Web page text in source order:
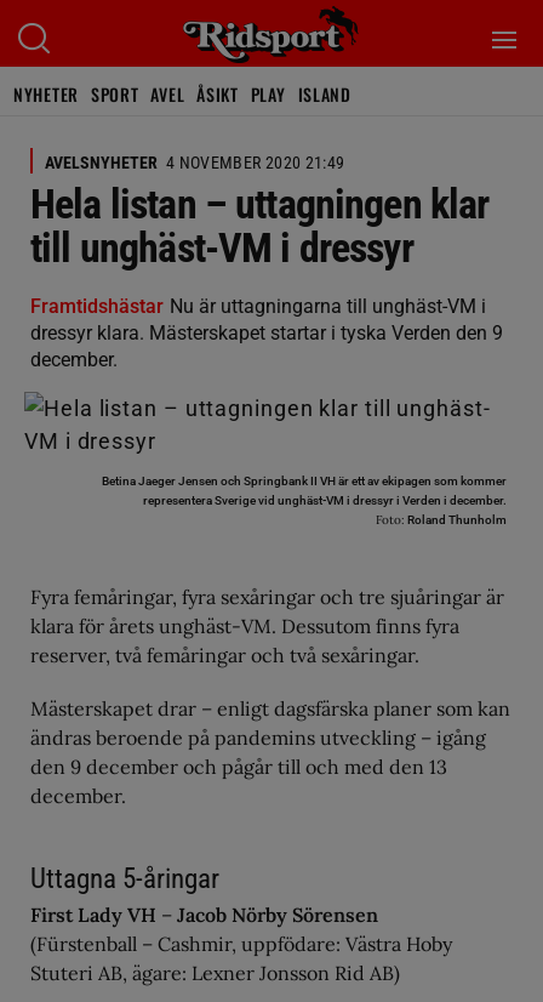
NYHETER SPORT AVEL ÅSIKT PLAY ISLAND
AVELSNYHETER 4 NOVEMBER 2020 21:49
Hela listan – uttagningen klar
till unghäst-VM i dressyr
Framtidshästar Nu är uttagningarna till unghäst-VM i
dressyr klara. Mästerskapet startar i tyska Verden den 9
december.
Betina Jaeger Jensen och Springbank II VH är ett av ekipagen som kommer
representera Sverige vid unghäst-VM i dressyr i Verden i december.
Foto: Roland Thunholm
Fyra femåringar, fyra sexåringar och tre sjuåringar är
klara för årets unghäst-VM. Dessutom finns fyra
reserver, två femåringar och två sexåringar.
Mästerskapet drar – enligt dagsfärska planer som kan
ändras beroende på pandemins utveckling – igång
den 9 december och pågår till och med den 13
december.
Uttagna 5-åringar
First Lady VH – Jacob Nörby Sörensen
(Fürstenball – Cashmir, uppfödare: Västra Hoby
Stuteri AB, ägare: Lexner Jonsson Rid AB)